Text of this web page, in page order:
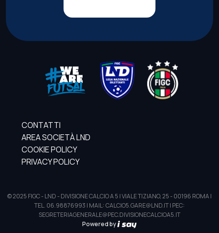
CONTATTI
AREA SOCIETÀ LND
COOKIE POLICY
PRIVACY POLICY
© 2025 FIGC - LND - DIVISIONE CALCIO A 5 | VIALE TIZIANO, 25 - 00196 ROMA |
TEL. 06.98876993 | MAIL: CALCIO5.GARE@LND.IT | PEC:
SEGRETERIAGENERALE@PEC.DIVISIONECALCIOA5.IT
Powered by